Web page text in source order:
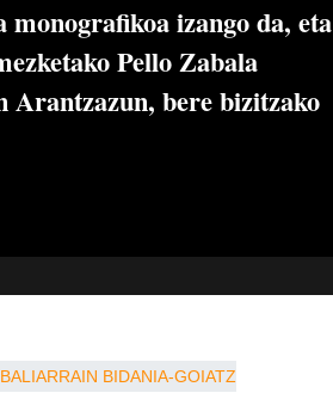
izango da, eta
Pello Zabala
Arantzazun, bere bizitzako
BALIARRAIN BIDANIA-GOIATZ